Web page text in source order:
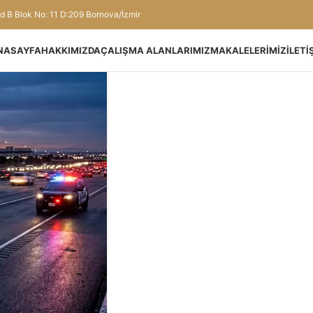
B Blok No: 11 D:209 Bornova/İzmir
HAKKIMIZDAÇALIŞMA ALANLARIMIZMAKALELERIMIZ